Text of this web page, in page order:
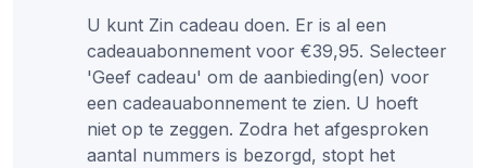
U kunt Zin cadeau doen. Er is al een
cadeauabonnement voor €39,95. Selecteer
'Geef cadeau' om de aanbieding(en) voor
een cadeauabonnement te zien. U hoeft
niet op te zeggen. Zodra het afgesproken
aantal nummers is bezorgd, stopt het